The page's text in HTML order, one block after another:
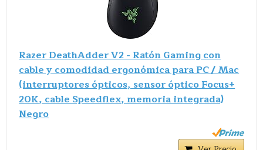
Razer DeathAdder V2 - Ratón Gaming con
cable y comodidad ergonómica para PC / Mac
(interruptores ópticos, sensor óptico Focus+
20K, cable Speedflex, memoria integrada)
Negro